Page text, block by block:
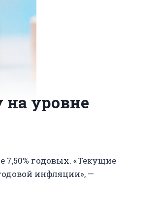
уровне
7,50% годовых. «Текущие
инфляции», —